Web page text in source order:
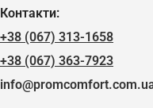
Контакти:
+38 (067) 313-1658
+38 (067) 363-7923